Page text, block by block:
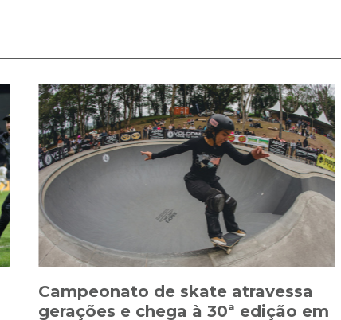
Campeonato de skate atravessa
gerações e chega à 30ª edição em